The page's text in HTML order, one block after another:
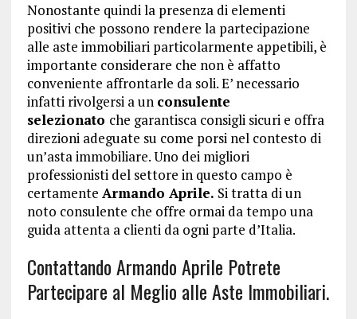
Nonostante quindi la presenza di elementi
positivi che possono rendere la partecipazione
alle aste immobiliari particolarmente appetibili, è
importante considerare che non è affatto
conveniente affrontarle da soli. E’ necessario
infatti rivolgersi a un consulente
selezionato che garantisca consigli sicuri e offra
direzioni adeguate su come porsi nel contesto di
un’asta immobiliare. Uno dei migliori
professionisti del settore in questo campo è
certamente Armando Aprile. Si tratta di un
noto consulente che offre ormai da tempo una
guida attenta a clienti da ogni parte d’Italia.
Contattando Armando Aprile Potrete
Partecipare al Meglio alle Aste Immobiliari.